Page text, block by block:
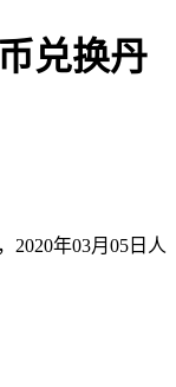
兑换丹
2020年03月05日人